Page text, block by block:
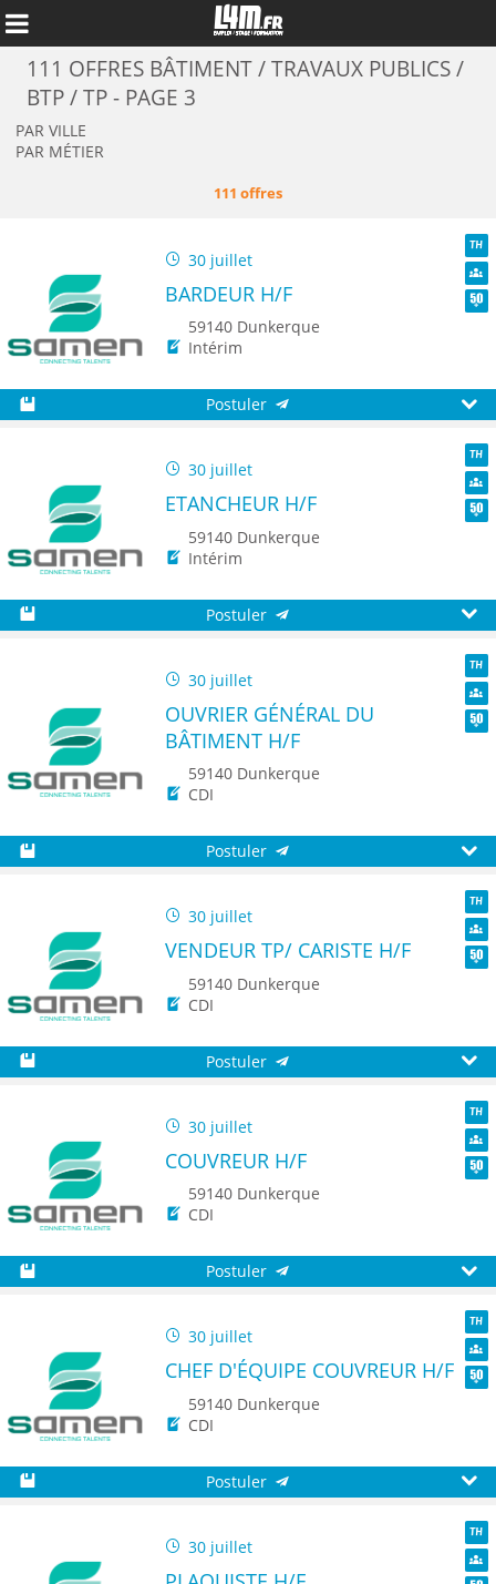
111 OFFRES BÂTIMENT / TRAVAUX PUBLICS /
BTP / TP - PAGE 3
PAR VILLE
PAR MÉTIER
111 offres
30 juillet
TH
BARDEUR H/F
59140 Dunkerque
Intérim
Postuler
30 juillet
TH
ETANCHEUR H/F
59140 Dunkerque
Intérim
Postuler
30 juillet
TH
OUVRIER GÉNÉRAL DU
BÂTIMENT H/F
59140 Dunkerque
CDI
Postuler
30 juillet
TH
VENDEUR TP/ CARISTE H/F
59140 Dunkerque
CDI
Postuler
30 juillet
TH
COUVREUR H/F
59140 Dunkerque
CDI
Postuler
30 juillet
TH
CHEF D'ÉQUIPE COUVREUR H/F
59140 Dunkerque
CDI
Postuler
30 juillet
TH